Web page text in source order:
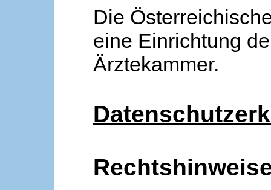
Die
eine Einrichtung
Ärztekammer.